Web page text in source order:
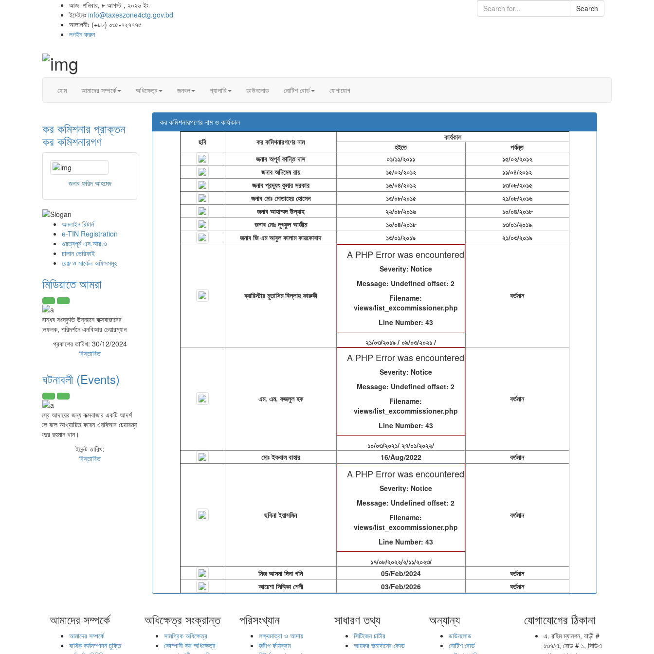
আজ শনিবার, ৮ আগস্ট , ২০২৬ ইং
ইমেইলঃ info@taxeszone4ctg.gov.bd
আলাপনীঃ (+৮৮) ০৩১-৭২৭৭৭৫
লগইন করুন
Search
হোম আমাদের সম্পর্কে অধিক্ষেত্র জনবল গ্যালারি ডাউনলোড নোটিশ বোর্ড যোগাযোগ
কর কমিশনার প্রাক্তন
কর কমিশনারগণ
জনাব ফরিদ আহমেদ
অনলাইন রিটার্ন
e-TIN Registration
গুরত্বপূর্ন এস.আর.ও
চালান ভেরিফাই
রেঞ্জ ও সার্কেল অফিসসমূহ
মিডিয়াতে আমরা
করবান্ধব সংস্কৃতি উন্নয়নে কক্সবাজারের
মাইলফলক, পরিদর্শনে এনবিআর চেয়ারম্যান
প্রকাশের তারিখ: 30/12/2024
বিস্তারিত
ঘটনাবলী (Events)
রাজস্ব আদায়ের জন্য কক্সবাজার একটি আদর্শ
মডেল বলে আখ্যায়িত করেন এনবিআর চেয়ারম্যান
আবদুর রহমান খান।
ইভেন্ট তারিখ:
বিস্তারিত
কর কমিশনারগণের নাম ও কার্যকাল
ছবি কর কমিশনারগণের নাম
কার্যকাল
হইতে
পর্যন্ত
জনাব অপূর্ব কান্তি দাস
০১/১১/২০১১
১৫/০২/২০১২
জনাব অনিমেষ রায়
১৫/০২/২০১২
১১/০৪/২০১২
জনাব প্রদ্যূৎ কুমার সরকার
১৬/০৪/২০১২
১৩/০৮/২০১৫
জনাব মোঃ মোতাহের হোসেন
১৩/০৮/২০১৫
২১/০৮/২০১৬
জনাব আহাম্মদ উল্যাহ
২২/০৮/২০১৬
১০/০৪/২০১৮
জনাব মোঃ লুৎফুল আজীম
১০/০৪/২০১৮
১৩/০১/২০১৯
জনাব জি এম আবুল কালাম কায়কোবাদ
১৩/০১/২০১৯ ২১/০৩/২০১৯
ব্যারিস্টার মুতাসিম বিল্লাহ ফারুকী
A PHP Error was encountered
Severity: Notice
Message: Undefined offset: 2
Filename:
views/list_excommissioner.php
Line Number: 43
২১/০৩/২০১৯ / ০৯/০৩/২০২১ /
বর্তমান
এম. এম. ফজলুল হক
A PHP Error was encountered
Severity: Notice
Message: Undefined offset: 2
Filename:
views/list_excommissioner.php
Line Number: 43
১০/০৩/২০২১/ ২৭/০১/২০২২/
বর্তমান
মোঃ ইকবাল বাহার 16/Aug/2022 বর্তমান
ছবিনা ইয়াসমিন
A PHP Error was encountered
Severity: Notice
Message: Undefined offset: 2
Filename:
views/list_excommissioner.php
Line Number: 43
১৭/০৮/২০২২/২/১১/২০২৩/
বর্তমান
মিজ আসমা দিনা গনি 05/Feb/2024
বর্তমান
আয়েশা সিদ্দিকা শেলী
03/Feb/2026 বর্তমান
আমাদের সম্পর্কে
আমাদের সম্পর্কে
বার্ষিক কর্মসম্পাদন চুক্তি
অধিক্ষেত্র সংক্রান্ত
সামগ্রিক অধিক্ষেত্র
কোম্পানী কর অধিক্ষেত্র
পরিসংখ্যান
লক্ষ্যমাত্রা ও আদায়
জরীপ র্কাযক্রম
সাধারণ তথ্য
সিটিজেন চার্টার
আয়কর জমাদানের কোড
অন্যান্য
ডাউনলোড
নোটিশ বোর্ড
যোগাযোগের ঠিকানা
এ. রহিম ম্যানশন, বাড়ী #
১৩৭/এ, রোড # ১, সিডিএ